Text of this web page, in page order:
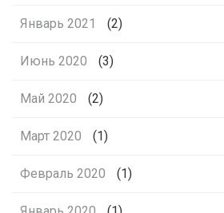
Январь 2021 (2)
Июнь 2020 (3)
Май 2020 (2)
Март 2020 (1)
Февраль 2020 (1)